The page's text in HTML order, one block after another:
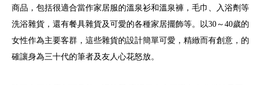
商品，包括很適合當作家居服的溫泉衫和溫泉褲，毛巾、入浴劑等
洗浴雜貨，還有餐具雜貨及可愛的各種家居擺飾等。以30～40歲的
女性作為主要客群，這些雜貨的設計簡單可愛，精緻而有創意，的
確讓身為三十代的筆者及友人心花怒放。